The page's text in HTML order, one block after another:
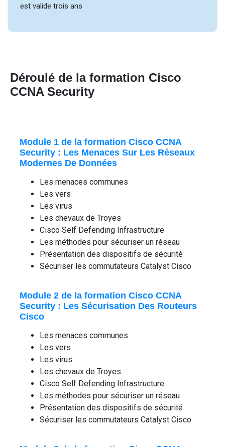
est valide trois ans
Déroulé de la formation Cisco
CCNA Security
Module 1 de la formation Cisco CCNA
Security : Les Menaces Sur Les Réseaux
Modernes De Données
Les menaces communes
Les vers
Les virus
Les chevaux de Troyes
Cisco Self Defending Infrastructure
Les méthodes pour sécuriser un réseau
Présentation des dispositifs de sécurité
Sécuriser les commutateurs Catalyst Cisco
Module 2 de la formation Cisco CCNA
Security : Les Sécurisation Des Routeurs
Cisco
Les menaces communes
Les vers
Les virus
Les chevaux de Troyes
Cisco Self Defending Infrastructure
Les méthodes pour sécuriser un réseau
Présentation des dispositifs de sécurité
Sécuriser les commutateurs Catalyst Cisco